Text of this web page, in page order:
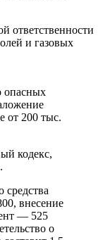
ответственности
и газовых
опасных
от 200 тыс.
кодекс,
средства
внесение
— 525
о